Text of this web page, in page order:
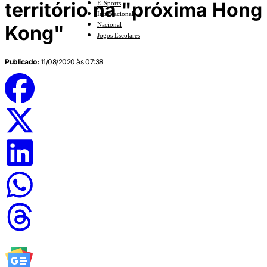
E-Sports
Internacional
Nacional
Jogos Escolares
território na "próxima Hong
Kong"
Publicado: 11/08/2020 às 07:38